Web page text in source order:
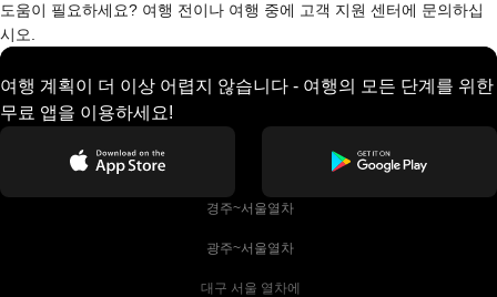
도움이 필요하세요? 여행 전이나 여행 중에 고객 지원 센터에 문의하십
시오.
여행 계획이 더 이상 어렵지 않습니다 - 여행의 모든 단계를 위한
무료 앱을 이용하세요!
경주~서울열차
광주~서울열차
대구 서울 열차에